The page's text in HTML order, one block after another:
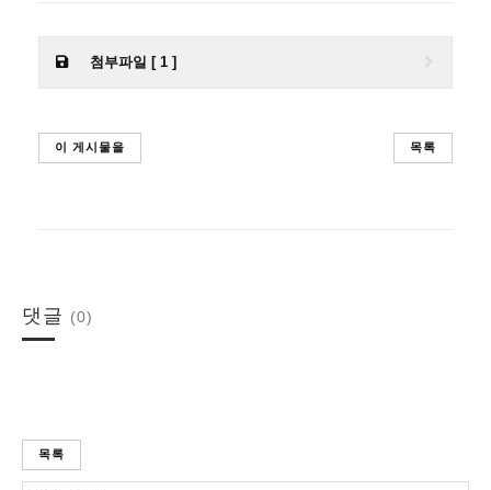
첨부파일 [ 1 ]
이 게시물을 목록
댓글 (0)
목록